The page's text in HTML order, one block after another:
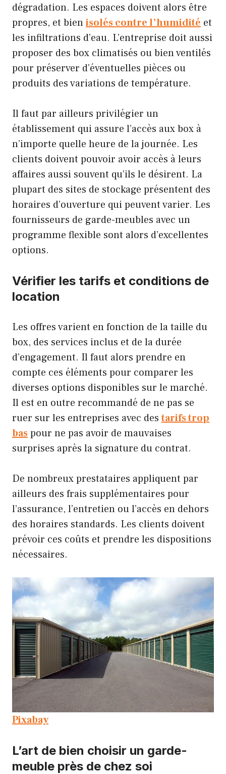
dégradation. Les espaces doivent alors être
propres, et bienisolés contre l’humidité et
les infiltrations d’eau. L’entreprise doit aussi
proposer des box climatisés ou bien ventilés
pour préserver d’éventuelles pièces ou
produits des variations de température.
Il faut par ailleurs privilégier un
établissement qui assure l’accès aux box à
n’importe quelle heure de la journée. Les
clients doivent pouvoir avoir accès à leurs
affaires aussi souvent qu’ils le désirent. La
plupart des sites de stockage présentent des
horaires d’ouverture qui peuvent varier. Les
fournisseurs de garde-meubles avec un
programme flexible sont alors d’excellentes
options.
Vérifier les tarifs et conditions de
location
Les offres varient en fonction de la taille du
box, des services inclus et de la durée
d’engagement. Il faut alors prendre en
compte ces éléments pour comparer les
diverses options disponibles sur le marché.
Il est en outre recommandé de ne pas se
ruer sur les entreprises avec destarifs trop
baspour ne pas avoir de mauvaises
surprises après la signature du contrat.
De nombreux prestataires appliquent par
ailleurs des frais supplémentaires pour
l’assurance, l’entretien ou l’accès en dehors
des horaires standards. Les clients doivent
prévoir ces coûts et prendre les dispositions
nécessaires.
Pixabay
L’art de bien choisir un garde-
meuble près de chez soi